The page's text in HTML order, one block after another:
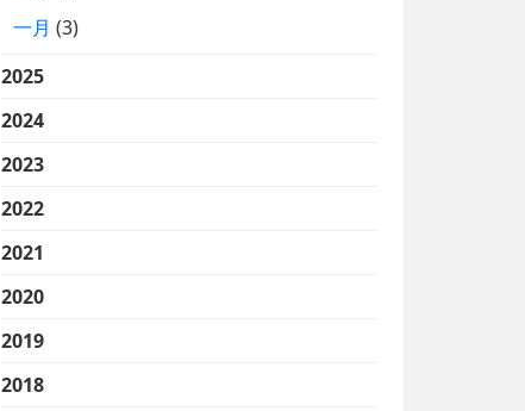
一月 (3)
2025
2024
2023
2022
2021
2020
2019
2018